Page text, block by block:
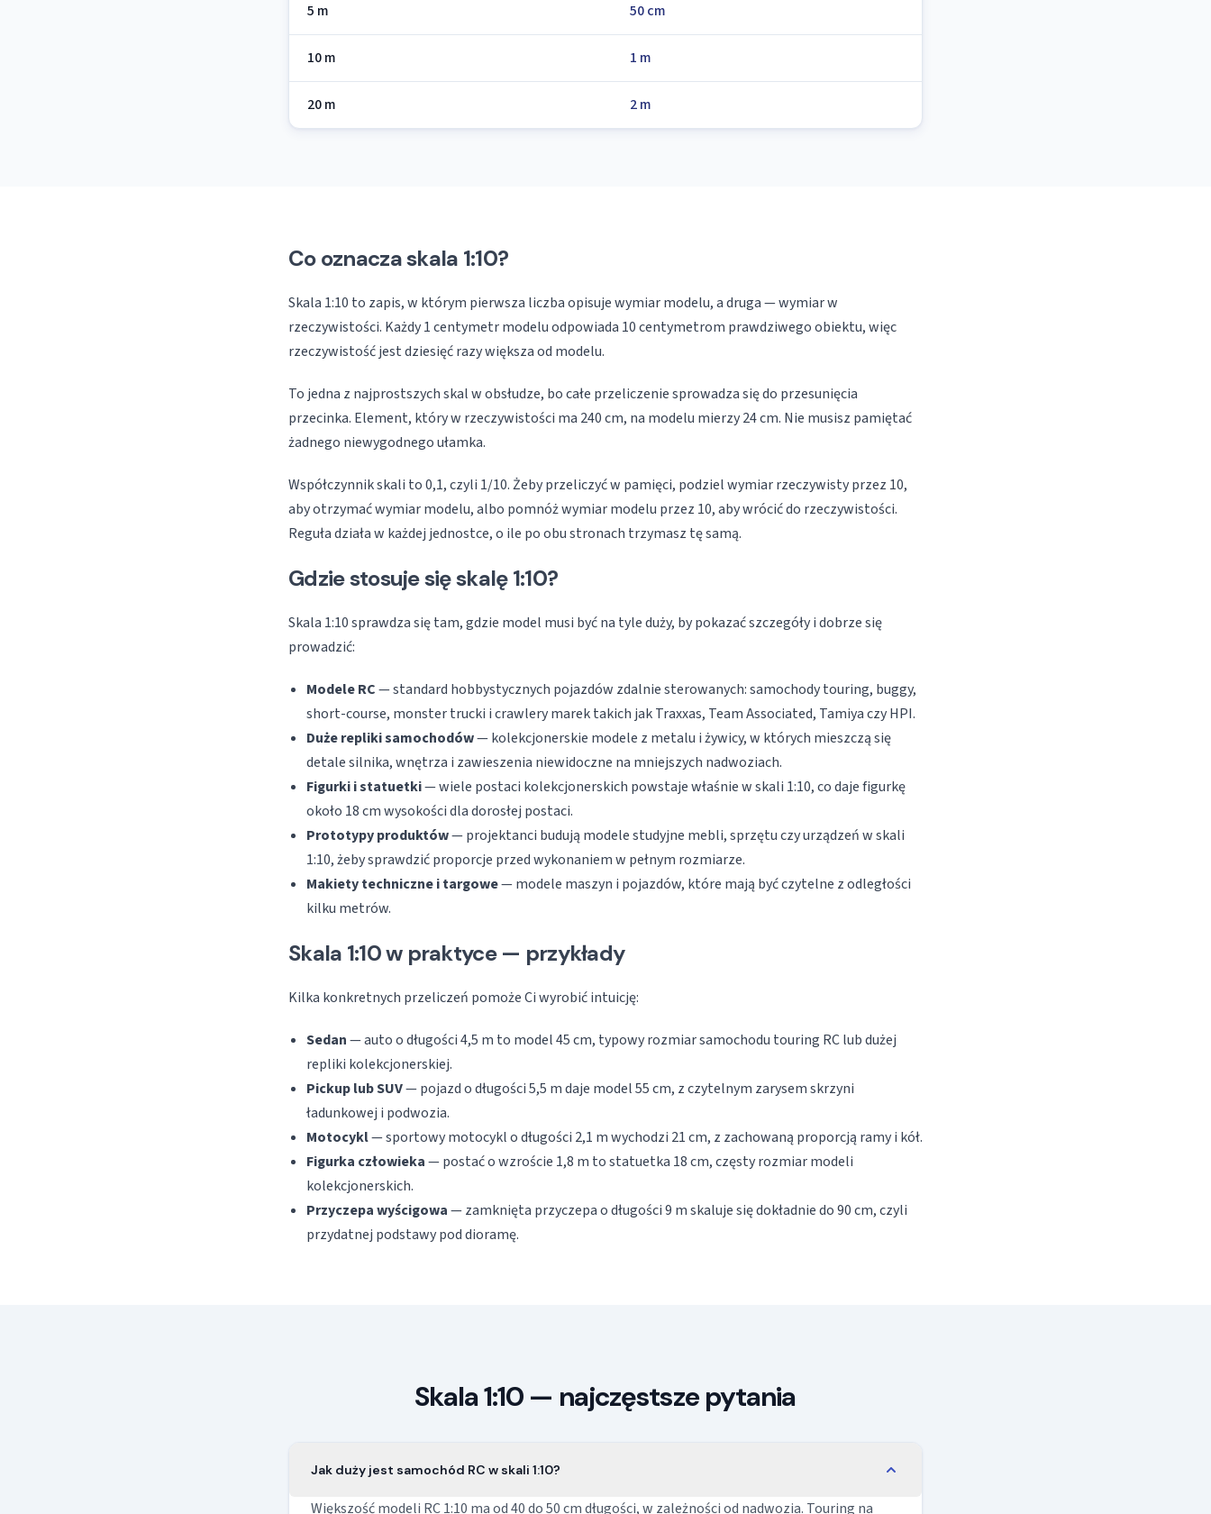
5 m 50 cm
10 m 1 m
20 m 2 m
Co oznacza skala 1:10?
Skala 1:10 to zapis, w którym pierwsza liczba opisuje wymiar modelu, a druga — wymiar w
rzeczywistości. Każdy 1 centymetr modelu odpowiada 10 centymetrom prawdziwego obiektu, więc
rzeczywistość jest dziesięć razy większa od modelu.
To jedna z najprostszych skal w obsłudze, bo całe przeliczenie sprowadza się do przesunięcia
przecinka. Element, który w rzeczywistości ma 240 cm, na modelu mierzy 24 cm. Nie musisz pamiętać
żadnego niewygodnego ułamka.
Współczynnik skali to 0,1, czyli 1/10. Żeby przeliczyć w pamięci, podziel wymiar rzeczywisty przez 10,
aby otrzymać wymiar modelu, albo pomnóż wymiar modelu przez 10, aby wrócić do rzeczywistości.
Reguła działa w każdej jednostce, o ile po obu stronach trzymasz tę samą.
Gdzie stosuje się skalę 1:10?
Skala 1:10 sprawdza się tam, gdzie model musi być na tyle duży, by pokazać szczegóły i dobrze się
prowadzić:
Modele RC— standard hobbystycznych pojazdów zdalnie sterowanych: samochody touring, buggy,
short-course, monster trucki i crawlery marek takich jak Traxxas, Team Associated, Tamiya czy HPI.
Duże repliki samochodów— kolekcjonerskie modele z metalu i żywicy, w których mieszczą się
detale silnika, wnętrza i zawieszenia niewidoczne na mniejszych nadwoziach.
Figurki i statuetki— wiele postaci kolekcjonerskich powstaje właśnie w skali 1:10, co daje figurkę
około 18 cm wysokości dla dorosłej postaci.
Prototypy produktów— projektanci budują modele studyjne mebli, sprzętu czy urządzeń w skali
1:10, żeby sprawdzić proporcje przed wykonaniem w pełnym rozmiarze.
Makiety techniczne i targowe— modele maszyn i pojazdów, które mają być czytelne z odległości
kilku metrów.
Skala 1:10 w praktyce — przykłady
Kilka konkretnych przeliczeń pomoże Ci wyrobić intuicję:
Sedan— auto o długości 4,5 m to model 45 cm, typowy rozmiar samochodu touring RC lub dużej
repliki kolekcjonerskiej.
Pickup lub SUV— pojazd o długości 5,5 m daje model 55 cm, z czytelnym zarysem skrzyni
ładunkowej i podwozia.
Motocykl— sportowy motocykl o długości 2,1 m wychodzi 21 cm, z zachowaną proporcją ramy i kół.
Figurka człowieka— postać o wzroście 1,8 m to statuetka 18 cm, częsty rozmiar modeli
kolekcjonerskich.
Przyczepa wyścigowa— zamknięta przyczepa o długości 9 m skaluje się dokładnie do 90 cm, czyli
przydatnej podstawy pod dioramę.
Skala 1:10 — najczęstsze pytania
Jak duży jest samochód RC w skali 1:10?
Większość modeli RC 1:10 ma od 40 do 50 cm długości, w zależności od nadwozia. Touring na